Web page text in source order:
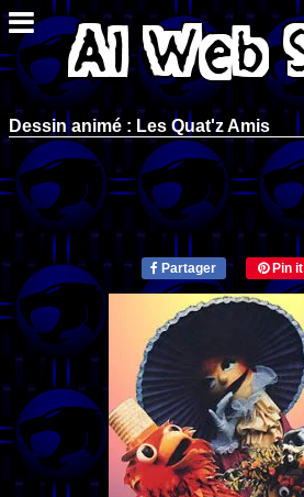
Dessin animé : Les Quat'z Amis
Partager Pin it